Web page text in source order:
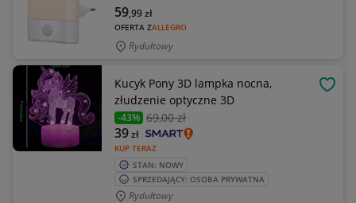
OFERTA ZALLEGRO
59,99zł
Rydułtowy
Kucyk Pony 3D lampka nocna,
złudzenie optyczne 3D
-43% 69,00 zł
KUP TERAZ
39zł
STAN: NOWY
SPRZEDAJĄCY: OSOBA PRYWATNA
Rydułtowy